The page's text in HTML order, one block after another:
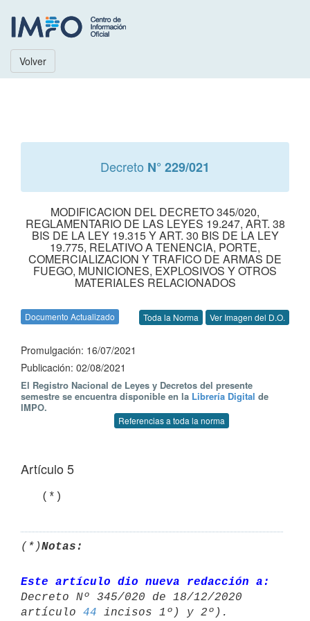
Volver
Decreto N° 229/021
MODIFICACION DEL DECRETO 345/020,
REGLAMENTARIO DE LAS LEYES 19.247, ART. 38
BIS DE LA LEY 19.315 Y ART. 30 BIS DE LA LEY
19.775, RELATIVO A TENENCIA, PORTE,
COMERCIALIZACION Y TRAFICO DE ARMAS DE
FUEGO, MUNICIONES, EXPLOSIVOS Y OTROS
MATERIALES RELACIONADOS
Documento Actualizado Toda la Norma Ver Imagen del D.O.
Promulgación: 16/07/2021
Publicación: 02/08/2021
El Registro Nacional de Leyes y Decretos del presente
semestre se encuentra disponible en la Librería Digital de
IMPO.
Referencias a toda la norma
Artículo 5
   (*)
(*)Notas:
Este artículo dio nueva redacción a:
Decreto Nº 345/020 de 18/12/2020
artículo 44